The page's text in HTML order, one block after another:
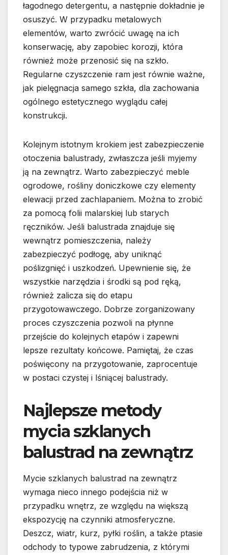
łagodnego detergentu, a następnie dokładnie je
osuszyć. W przypadku metalowych
elementów, warto zwrócić uwagę na ich
konserwację, aby zapobiec korozji, która
również może przenosić się na szkło.
Regularne czyszczenie ram jest równie ważne,
jak pielęgnacja samego szkła, dla zachowania
ogólnego estetycznego wyglądu całej
konstrukcji.
Kolejnym istotnym krokiem jest zabezpieczenie
otoczenia balustrady, zwłaszcza jeśli myjemy
ją na zewnątrz. Warto zabezpieczyć meble
ogrodowe, rośliny doniczkowe czy elementy
elewacji przed zachlapaniem. Można to zrobić
za pomocą folii malarskiej lub starych
ręczników. Jeśli balustrada znajduje się
wewnątrz pomieszczenia, należy
zabezpieczyć podłogę, aby uniknąć
poślizgnięć i uszkodzeń. Upewnienie się, że
wszystkie narzędzia i środki są pod ręką,
również zalicza się do etapu
przygotowawczego. Dobrze zorganizowany
proces czyszczenia pozwoli na płynne
przejście do kolejnych etapów i zapewni
lepsze rezultaty końcowe. Pamiętaj, że czas
poświęcony na przygotowanie, zaprocentuje
w postaci czystej i lśniącej balustrady.
Najlepsze metody
mycia szklanych
balustrad na zewnątrz
Mycie szklanych balustrad na zewnątrz
wymaga nieco innego podejścia niż w
przypadku wnętrz, ze względu na większą
ekspozycję na czynniki atmosferyczne.
Deszcz, wiatr, kurz, pyłki roślin, a także ptasie
odchody to typowe zabrudzenia, z którymi